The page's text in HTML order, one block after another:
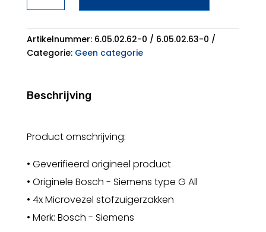
Siemens
Stofzuigerzak
BBZ41FGALL
aantal
Artikelnummer: 6.05.02.62-0 / 6.05.02.63-0
Categorie: Geen categorie
Beschrijving
Product omschrijving:
• Geverifieerd origineel product
• Originele Bosch - Siemens type G All
• 4x Microvezel stofzuigerzakken
• Merk: Bosch - Siemens